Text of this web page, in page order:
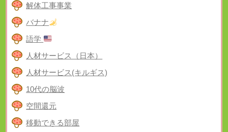
解体工事事業
バナナ
語学
人材サービス（日本）
人材サービス(キルギス)
10代の脳波
空間還元
移動できる部屋